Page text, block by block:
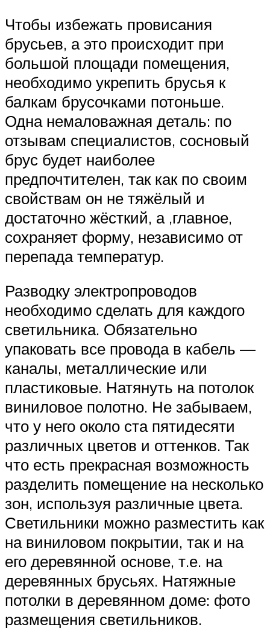
Чтобы избежать провисания
брусьев, а это происходит при
большой площади помещения,
необходимо укрепить брусья к
балкам брусочками потоньше.
Одна немаловажная деталь: по
отзывам специалистов, сосновый
брус будет наиболее
предпочтителен, так как по своим
свойствам он не тяжёлый и
достаточно жёсткий, а ,главное,
сохраняет форму, независимо от
перепада температур.
Разводку электропроводов
необходимо сделать для каждого
светильника. Обязательно
упаковать все провода в кабель —
каналы, металлические или
пластиковые. Натянуть на потолок
виниловое полотно. Не забываем,
что у него около ста пятидесяти
различных цветов и оттенков. Так
что есть прекрасная возможность
разделить помещение на несколько
зон, используя различные цвета.
Светильники можно разместить как
на виниловом покрытии, так и на
его деревянной основе, т.е. на
деревянных брусьях. Натяжные
потолки в деревянном доме: фото
размещения светильников.